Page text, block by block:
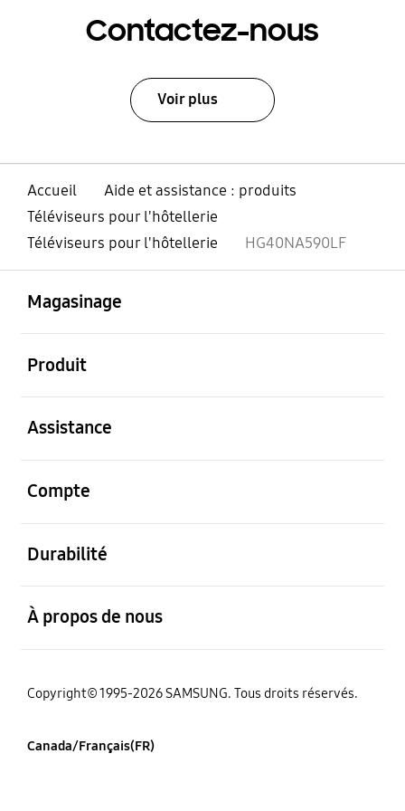
Contactez-nous
Voir plus
Accueil
Aide et assistance : produits
Téléviseurs pour l'hôtellerie
Téléviseurs pour l'hôtellerie
HG40NA590LF
Magasinage
Produit
Assistance
Compte
Durabilité
À propos de nous
Copyright© 1995-2026 SAMSUNG. Tous droits réservés.
Canada/Français(FR)